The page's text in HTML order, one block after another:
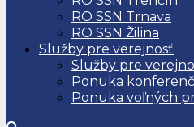
RO SSN Trnava
RO SSN Žilina
Služby pre verejnosť
Služby pre
Ponuka
Ponuka voľných